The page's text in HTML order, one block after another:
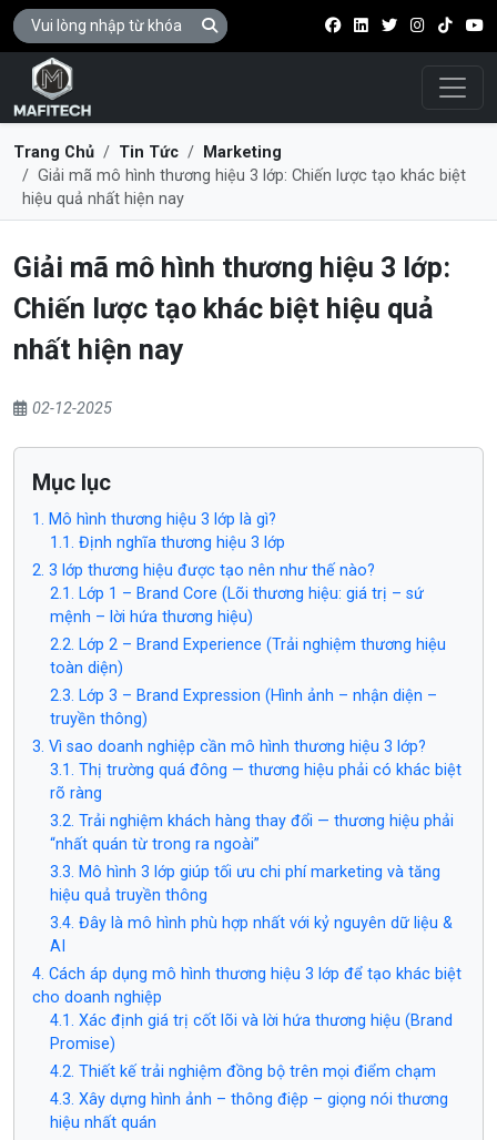
Điều
Trang Chủ Tin Tức
Marketing
Giải mã mô hình thương hiệu 3 lớp: Chiến lược tạo khác biệt
hiệu quả nhất hiện nay
Giải mã mô hình thương hiệu 3 lớp:
Chiến lược tạo khác biệt hiệu quả
nhất hiện nay
02-12-2025
Mục lục
1. Mô hình thương hiệu 3 lớp là gì?
1.1. Định nghĩa thương hiệu 3 lớp
2. 3 lớp thương hiệu được tạo nên như thế nào?
2.1. Lớp 1 – Brand Core (Lõi thương hiệu: giá trị – sứ
mệnh – lời hứa thương hiệu)
2.2. Lớp 2 – Brand Experience (Trải nghiệm thương hiệu
toàn diện)
2.3. Lớp 3 – Brand Expression (Hình ảnh – nhận diện –
truyền thông)
3. Vì sao doanh nghiệp cần mô hình thương hiệu 3 lớp?
3.1. Thị trường quá đông — thương hiệu phải có khác biệt
rõ ràng
3.2. Trải nghiệm khách hàng thay đổi — thương hiệu phải
“nhất quán từ trong ra ngoài”
3.3. Mô hình 3 lớp giúp tối ưu chi phí marketing và tăng
hiệu quả truyền thông
3.4. Đây là mô hình phù hợp nhất với kỷ nguyên dữ liệu &
AI
4. Cách áp dụng mô hình thương hiệu 3 lớp để tạo khác biệt
cho doanh nghiệp
4.1. Xác định giá trị cốt lõi và lời hứa thương hiệu (Brand
Promise)
4.2. Thiết kế trải nghiệm đồng bộ trên mọi điểm chạm
4.3. Xây dựng hình ảnh – thông điệp – giọng nói thương
hiệu nhất quán